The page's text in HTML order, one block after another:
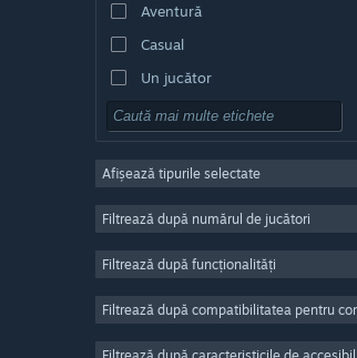
Aventură
Casual
Un jucător
Simulare
Strategie
2D
Gratuit
Afișează tipurile selectate
Filtrează după numărul de jucători
Filtrează după funcționalități
Filtrează după compatibilitatea pentru